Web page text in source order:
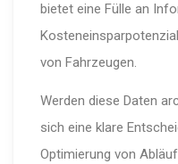
bietet eine Fülle an
von Fahrzeugen.
Werden diese Daten
sich eine klare
Optimierung von